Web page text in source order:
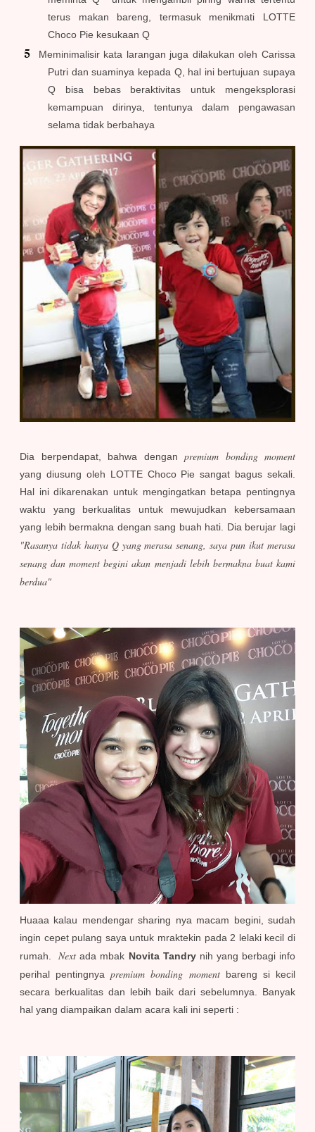
terus makan bareng, termasuk menikmati LOTTE
Choco Pie kesukaan Q
Meminimalisir kata larangan juga dilakukan oleh Carissa
Putri dan suaminya kepada Q, hal ini bertujuan supaya
Q bisa bebas beraktivitas untuk mengeksplorasi
kemampuan dirinya, tentunya dalam pengawasan
selama tidak berbahaya
Dia berpendapat, bahwa dengan premium bonding moment
yang diusung oleh LOTTE Choco Pie sangat bagus sekali.
Hal ini dikarenakan untuk mengingatkan betapa pentingnya
waktu yang berkualitas untuk mewujudkan kebersamaan
yang lebih bermakna dengan sang buah hati. Dia berujar lagi
"Rasanya tidak hanya Q yang merasa senang, saya pun ikut merasa
senang dan moment begini akan menjadi lebih bermakna buat kami
berdua"
Huaaa kalau mendengar sharing nya macam begini, sudah
ingin cepet pulang saya untuk mraktekin pada 2 lelaki kecil di
rumah.Next ada mbak Novita Tandrynih yang berbagi info
perihal pentingnyapremium bonding moment bareng si kecil
secara berkualitas dan lebih baik dari sebelumnya. Banyak
hal yang diampaikan dalam acara kali ini seperti :